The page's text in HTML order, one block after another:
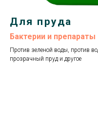
Для пруда
Бактерии и препараты
Против зеленой воды, против
прозрачный пруд и другое